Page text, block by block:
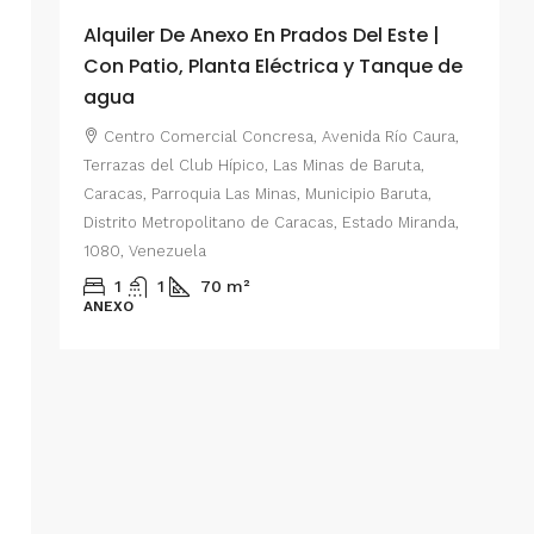
de
Alquiler De Anexo En Prados Del Este |
Con Patio, Planta Eléctrica y Tanque de
agua
Centro Comercial Concresa, Avenida Río Caura,
Terrazas del Club Hípico, Las Minas de Baruta,
Caracas, Parroquia Las Minas, Municipio Baruta,
Distrito Metropolitano de Caracas, Estado Miranda,
1080, Venezuela
1 1 70 m²
ANEXO